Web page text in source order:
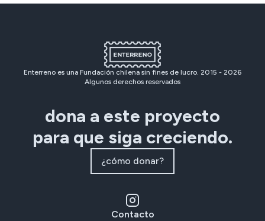
Enterreno es una Fundación chilena sin fines de lucro. 2015 - 2026
Algunos derechos reservados
dona a este proyecto
para que siga creciendo.
¿cómo donar?
Contacto